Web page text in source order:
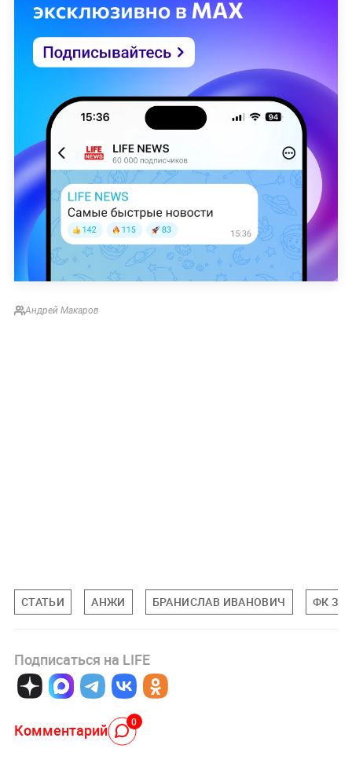
Андрей Макаров
СТАТЬИ АНЖИ БРАНИСЛАВ ИВАНОВИЧ ФК
Подписаться на LIFE
Комментарий 0